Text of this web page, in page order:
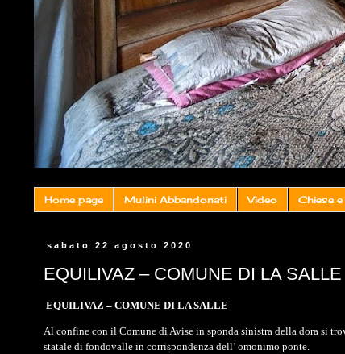
Home page Mulini Abbandonati Video Chiese
sabato 22 agosto 2020
EQUILIVAZ – COMUNE DI LA SALLE
EQUILIVAZ – COMUNE DI LA SALLE
Al confine con il Comune di Avise in sponda sinistra della dora si
statale di fondovalle in corrispondenza dell’ omonimo ponte.